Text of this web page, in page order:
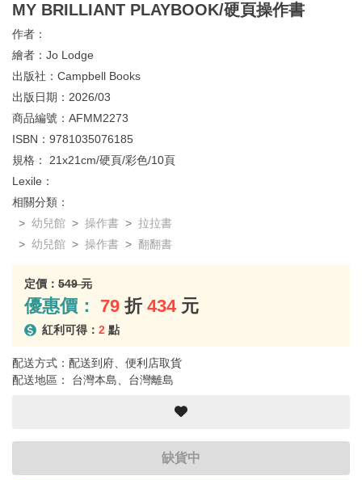
MY BRILLIANT PLAYBOOK/硬頁操作書
作者：
繪者： Jo Lodge
出版社： Campbell Books
出版日期： 2026/03
商品編號： AFMM2273
ISBN： 9781035076185
規格： 21x21cm/硬頁/彩色/10頁
Lexile：
相關分類：
幼兒館
操作書
拉拉書
幼兒館
操作書 翻翻書
定價： 549 元
優惠價： 79 折 434 元
紅利可得： 2 點
配送方式：配送到府、便利店取貨
配送地區： 台灣本島、台灣離島
缺貨中